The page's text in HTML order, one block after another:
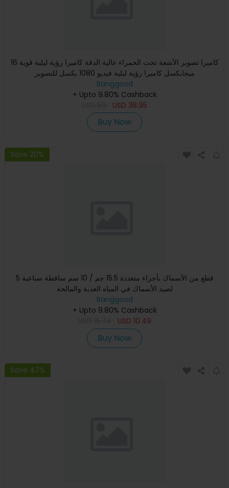
كاميرا تصوير الأشعة تحت الحمراء عالية الدقة كاميرا رؤية ليلية قوية 16
ميجابكسل كاميرا رؤية ليلية فيديو 1080 بكسل للتصوير
Banggood
+ Upto 9.80% Cashback
USD 38.95
Buy Now
Save 20%
5 قطع من الأسماك بأجزاء متعددة 15.5 جم / 10 سم ساقطة صناعية
لصيد الأسماك في المياه العذبة والمالحة
Banggood
+ Upto 9.80% Cashback
USD 10.49
Buy Now
Save 47%